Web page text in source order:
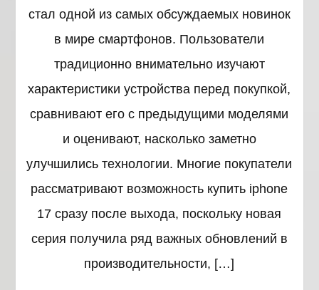
стал одной из самых обсуждаемых новинок
в мире смартфонов. Пользователи
традиционно внимательно изучают
характеристики устройства перед покупкой,
сравнивают его с предыдущими моделями
и оценивают, насколько заметно
улучшились технологии. Многие покупатели
рассматривают возможность купить iphone
17 сразу после выхода, поскольку новая
серия получила ряд важных обновлений в
производительности, […]